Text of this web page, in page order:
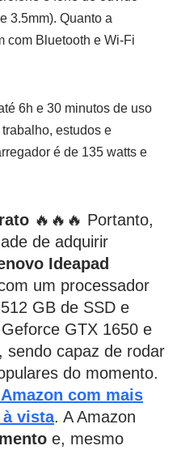
3.5mm). Quanto a
com Bluetooth e Wi-Fi
6h e 30 minutos de uso
estudos e
é de 135 watts e
🔥🔥🔥 Portanto,
de adquirir
Ideapad
um processador
GB de SSD e
GTX 1650 e
sendo capaz de rodar
do momento.
com mais
à vista. A Amazon
e, mesmo